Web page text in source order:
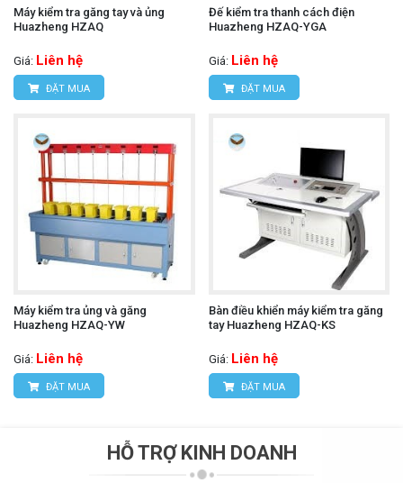
Máy kiểm tra găng tay và ủng
Huazheng HZAQ
Giá: Liên hệ
ĐẶT MUA
Đế kiểm tra thanh cách điện
Huazheng HZAQ-YGA
Giá: Liên hệ
ĐẶT MUA
Máy kiểm tra ủng và găng
Huazheng HZAQ-YW
Giá: Liên hệ
ĐẶT MUA
Bàn điều khiển máy kiểm tra găng
tay Huazheng HZAQ-KS
Giá: Liên hệ
ĐẶT MUA
HỖ TRỢ KINH DOANH